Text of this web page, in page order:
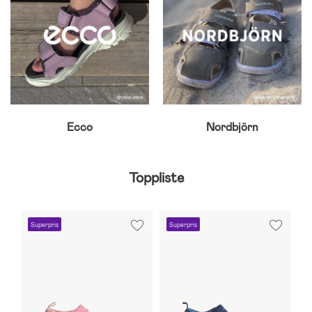
Ecco Nordbjörn
Toppliste
Superpris Superpris